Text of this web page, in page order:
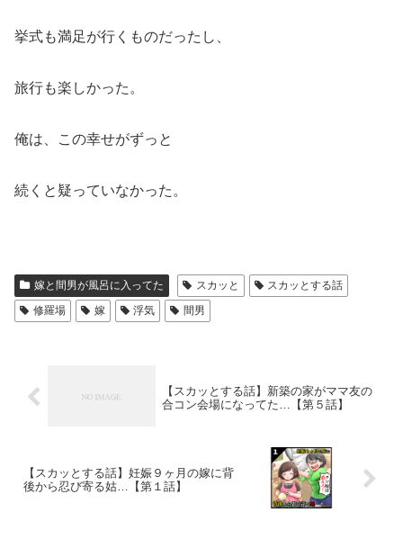
挙式も満足が行くものだったし、
旅行も楽しかった。
俺は、この幸せがずっと
続くと疑っていなかった。
嫁と間男が風呂に入ってた スカッと
スカッとする話
修羅場
嫁 浮気 間男
【スカッとする話】新築の家がママ友の
合コン会場になってた…【第５話】
【スカッとする話】妊娠９ヶ月の嫁に背
後から忍び寄る姑…【第１話】